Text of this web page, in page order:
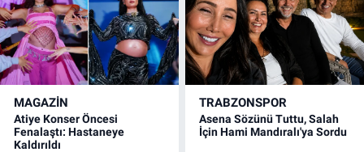
MAGAZİN
Atiye Konser Öncesi
Fenalaştı: Hastaneye
Kaldırıldı
TRABZONSPOR
Asena Sözünü Tuttu, Salah
İçin Hami Mandıralı'ya Sordu